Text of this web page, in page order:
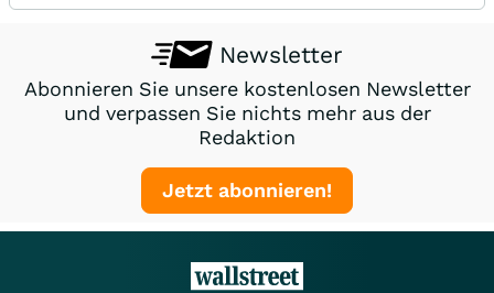
Newsletter
Abonnieren Sie unsere kostenlosen Newsletter
und verpassen Sie nichts mehr aus der
Redaktion
Jetzt abonnieren!